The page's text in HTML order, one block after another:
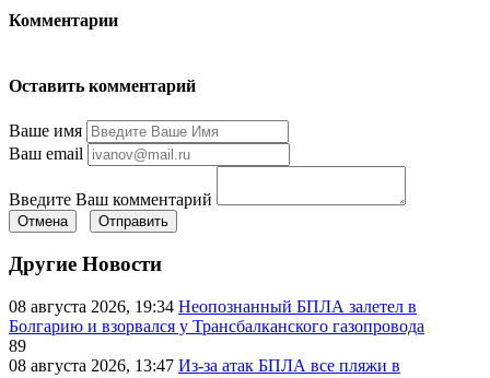
Комментарии
Оставить комментарий
Ваше имя
Ваш email
Введите Ваш комментарий
Отмена Отправить
Другие Новости
08 августа 2026, 19:34 Неопознанный БПЛА залетел в
Болгарию и взорвался у Трансбалканского газопровода
89
08 августа 2026, 13:47 Из-за атак БПЛА все пляжи в